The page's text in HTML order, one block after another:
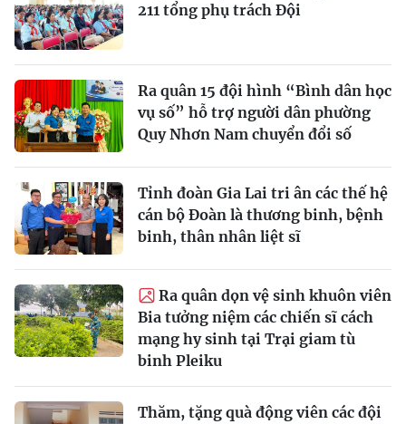
211 tổng phụ trách Đội
Ra quân 15 đội hình “Bình dân học
vụ số” hỗ trợ người dân phường
Quy Nhơn Nam chuyển đổi số
Tỉnh đoàn Gia Lai tri ân các thế hệ
cán bộ Đoàn là thương binh, bệnh
binh, thân nhân liệt sĩ
Ra quân dọn vệ sinh khuôn viên
Bia tưởng niệm các chiến sĩ cách
mạng hy sinh tại Trại giam tù
binh Pleiku
Thăm, tặng quà động viên các đội